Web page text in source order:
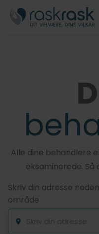
Alle dine behandlere
eksaminerede.
Skriv din adresse
område